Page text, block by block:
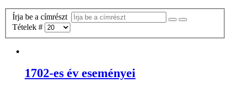
Írja be a címrészt
Tételek #
1702-es év eseményei